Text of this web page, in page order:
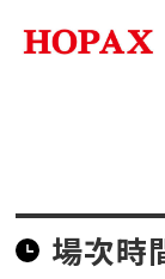
場次時